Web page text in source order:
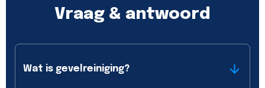
Vraag & antwoord
Wat is gevelreiniging?